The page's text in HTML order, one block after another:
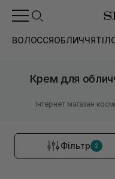
ВОЛОССЯОБЛИЧЧЯ
Крем для
Інтернет магазин
Фільтр 2